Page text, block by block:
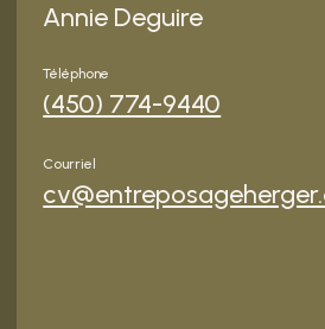
Annie Deguire
Téléphone
(450) 774-9440
Courriel